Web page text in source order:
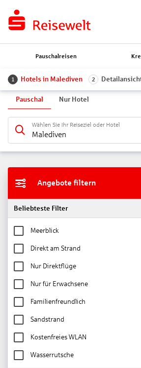
Pauschalreisen
1 Hotels in Malediven 2
Pauschal Nur Hotel
Wählen Sie Ihr Reiseziel oder Hotel
Malediven
Angebote filtern
Beliebteste Filter
Meerblick
Direkt am Strand
Nur Direktflüge
Nur für Erwachsene
Familienfreundlich
Sandstrand
Kostenfreies WLAN
Wasserrutsche